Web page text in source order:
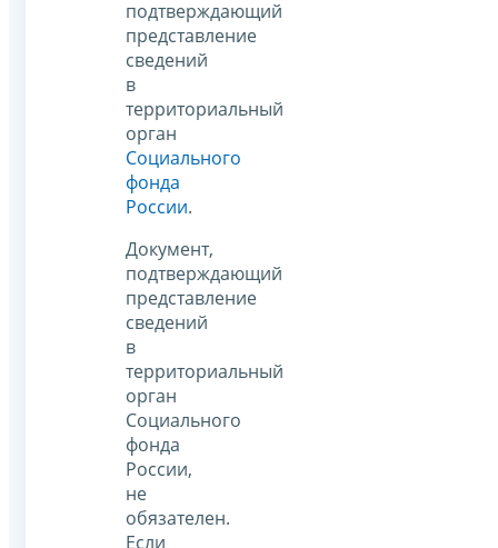
подтверждающий
представление
сведений
в
территориальный
орган
Социального
фонда
России.
Документ,
подтверждающий
представление
сведений
в
территориальный
орган
Социального
фонда
России,
не
обязателен.
Если